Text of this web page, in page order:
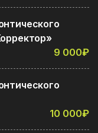
9 000₽
10 000₽